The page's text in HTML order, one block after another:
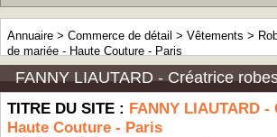
Annuaire > Commerce de détail > Vêtements >
de mariée - Haute Couture - Paris
FANNY LIAUTARD - Créatrice
TITRE DU SITE : FANNY LIAUTARD
Haute Couture - Paris